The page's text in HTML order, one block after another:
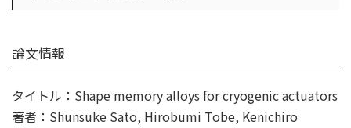
論文情報
タイトル：Shape memory alloys for cryogenic actuators
著者：Shunsuke Sato, Hirobumi Tobe, Kenichiro